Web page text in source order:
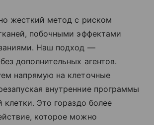
жесткий метод с риском
побочными эффектами
Наш подход —
дополнительных агентов.
напрямую на клеточные
внутренние программы
клетки. Это гораздо более
которое можно